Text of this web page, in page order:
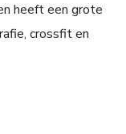
heeft een grote
crossfit en